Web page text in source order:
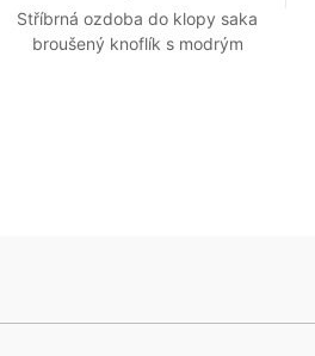
Stříbrná ozdoba do klopy saka
broušený knoflík s modrým